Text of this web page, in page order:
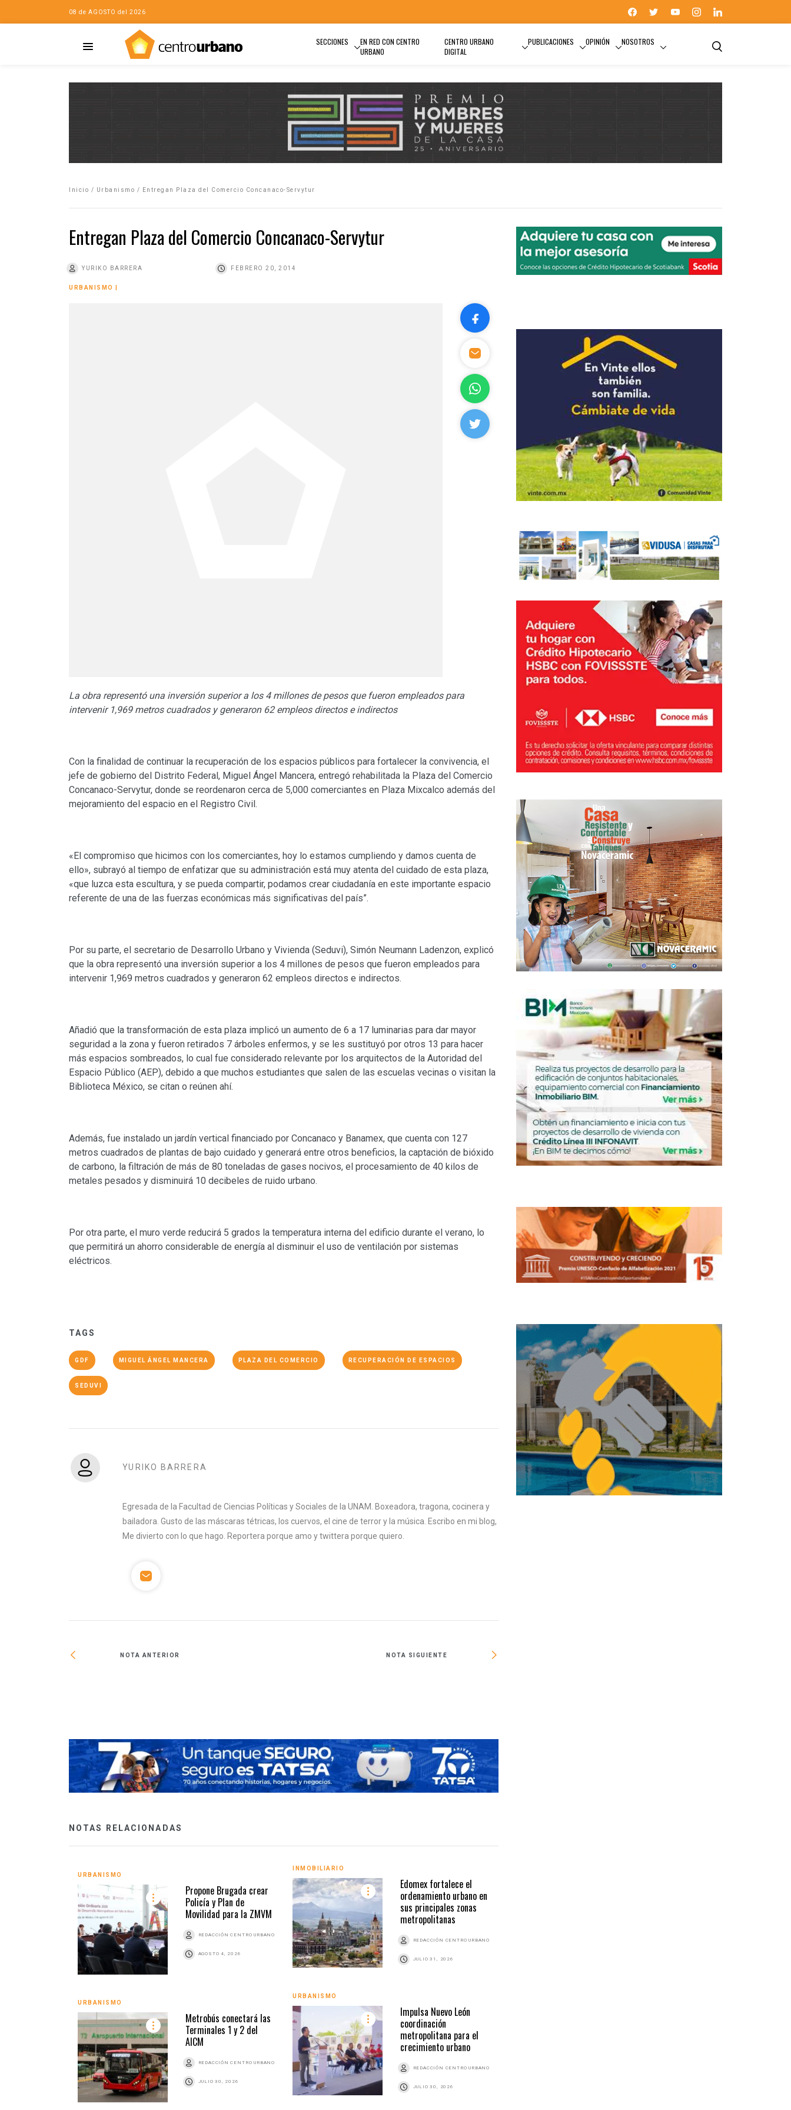
08 de AGOSTO del 2026
SECCIONES
EN RED CON CENTRO
URBANO
CENTRO URBANO
DIGITAL
PUBLICACIONES OPINIÓN NOSOTROS
Inicio / Urbanismo / Entregan Plaza del Comercio Concanaco-Servytur
Entregan Plaza del Comercio Concanaco-Servytur
YURIKO BARRERA FEBRERO 20, 2014
URBANISMO
La obra representó una inversión superior a los 4 millones de pesos que fueron empleados para
intervenir 1,969 metros cuadrados y generaron 62 empleos directos e indirectos
Con la finalidad de continuar la recuperación de los espacios públicos para fortalecer la convivencia, el
jefe de gobierno del Distrito Federal, Miguel Ángel Mancera, entregó rehabilitada la Plaza del Comercio
Concanaco-Servytur, donde se reordenaron cerca de 5,000 comerciantes en Plaza Mixcalco además del
mejoramiento del espacio en el Registro Civil.
«El compromiso que hicimos con los comerciantes, hoy lo estamos cumpliendo y damos cuenta de
ello», subrayó al tiempo de enfatizar que su administración está muy atenta del cuidado de esta plaza,
«que luzca esta escultura, y se pueda compartir, podamos crear ciudadanía en este importante espacio
referente de una de las fuerzas económicas más significativas del país”.
Por su parte, el secretario de Desarrollo Urbano y Vivienda (Seduvi), Simón Neumann Ladenzon, explicó
que la obra representó una inversión superior a los 4 millones de pesos que fueron empleados para
intervenir 1,969 metros cuadrados y generaron 62 empleos directos e indirectos.
Añadió que la transformación de esta plaza implicó un aumento de 6 a 17 luminarias para dar mayor
seguridad a la zona y fueron retirados 7 árboles enfermos, y se les sustituyó por otros 13 para hacer
más espacios sombreados, lo cual fue considerado relevante por los arquitectos de la Autoridad del
Espacio Público (AEP), debido a que muchos estudiantes que salen de las escuelas vecinas o visitan la
Biblioteca México, se citan o reúnen ahí.
Además, fue instalado un jardín vertical financiado por Concanaco y Banamex, que cuenta con 127
metros cuadrados de plantas de bajo cuidado y generará entre otros beneficios, la captación de bióxido
de carbono, la filtración de más de 80 toneladas de gases nocivos, el procesamiento de 40 kilos de
metales pesados y disminuirá 10 decibeles de ruido urbano.
Por otra parte, el muro verde reducirá 5 grados la temperatura interna del edificio durante el verano, lo
que permitirá un ahorro considerable de energía al disminuir el uso de ventilación por sistemas
eléctricos.
TAGS
GDF MIGUEL ÁNGEL MANCERA PLAZA DEL COMERCIO RECUPERACIÓN DE ESPACIOS
SEDUVI
YURIKO BARRERA
Egresada de la Facultad de Ciencias Políticas y Sociales de la UNAM. Boxeadora, tragona, cocinera y
bailadora. Gusto de las máscaras tétricas, los cuervos, el cine de terror y la música. Escribo en mi blog,
Me divierto con lo que hago. Reportera porque amo y twittera porque quiero.
NOTA ANTERIOR NOTA SIGUIENTE
NOTAS RELACIONADAS
URBANISMO
Propone Brugada crear
Policía y Plan de
Movilidad para la ZMVM
REDACCIÓN CENTRO URBANO
AGOSTO 4, 2026
INMOBILIARIO
Edomex fortalece el
ordenamiento urbano en
sus principales zonas
metropolitanas
REDACCIÓN CENTRO URBANO
JULIO 31, 2026
URBANISMO
Metrobús conectará las
Terminales 1 y 2 del
AICM
REDACCIÓN CENTRO URBANO
JULIO 30, 2026
URBANISMO
Impulsa Nuevo León
coordinación
metropolitana para el
crecimiento urbano
REDACCIÓN CENTRO URBANO
JULIO 30, 2026